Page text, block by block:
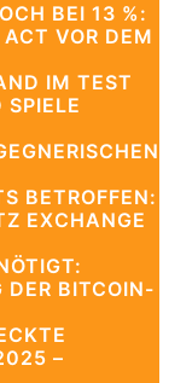
BEI 13 %:
VOR DEM
IM TEST
BETROFFEN:
EXCHANGE
DER BITCOIN-
–